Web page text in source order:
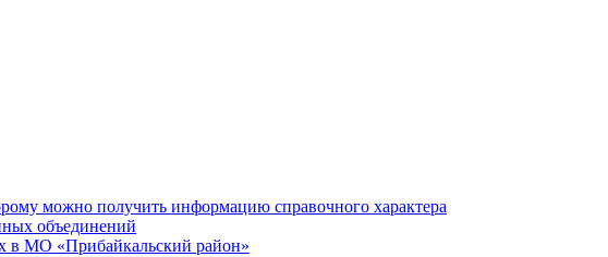
можно получить информацию справочного характера
объединений
в МО «Прибайкальский район»